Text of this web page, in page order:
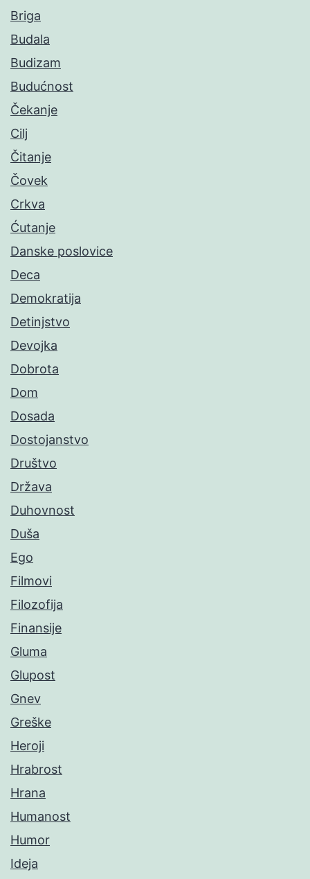
Briga
Budala
Budizam
Budućnost
Čekanje
Cilj
Čitanje
Čovek
Crkva
Ćutanje
Danske poslovice
Deca
Demokratija
Detinjstvo
Devojka
Dobrota
Dom
Dosada
Dostojanstvo
Društvo
Država
Duhovnost
Duša
Ego
Filmovi
Filozofija
Finansije
Gluma
Glupost
Gnev
Greške
Heroji
Hrabrost
Hrana
Humanost
Humor
Ideja